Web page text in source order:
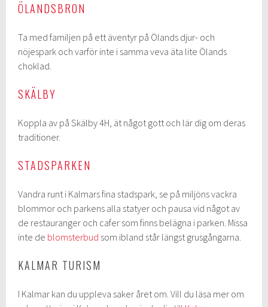
ÖLANDSBRON
Ta med familjen på ett äventyr på Ölands djur- och
nöjespark och varför inte i samma veva äta lite Ölands
choklad.
SKÄLBY
Koppla av på Skälby 4H, ät något gott och lär dig om deras
traditioner.
STADSPARKEN
Vandra runt i Kalmars fina stadspark, se på miljöns vackra
blommor och parkens alla statyer och pausa vid något av
de restauranger och cafer som finns belägna i parken. Missa
inte de blomsterbud som ibland står längst grusgångarna.
KALMAR TURISM
I Kalmar kan du uppleva saker året om. Vill du läsa mer om